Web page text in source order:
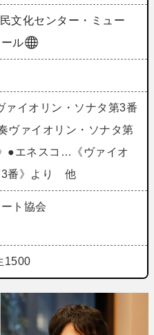
文化センター・ミュー
ル
イオリン・ソナタ第3番
ヴァイオリン・ソナタ第
●エネスコ…《ヴァイオ
3番》より 他
ト協会
1500